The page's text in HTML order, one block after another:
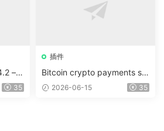
–
安35
插件
Bitcoin crypto payments su
pport for CryptoPay v1.4.3
2026-06-15 35